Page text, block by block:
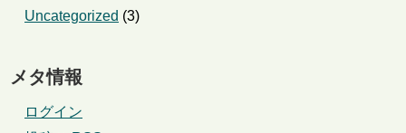
Uncategorized (3)
メタ情報
ログイン